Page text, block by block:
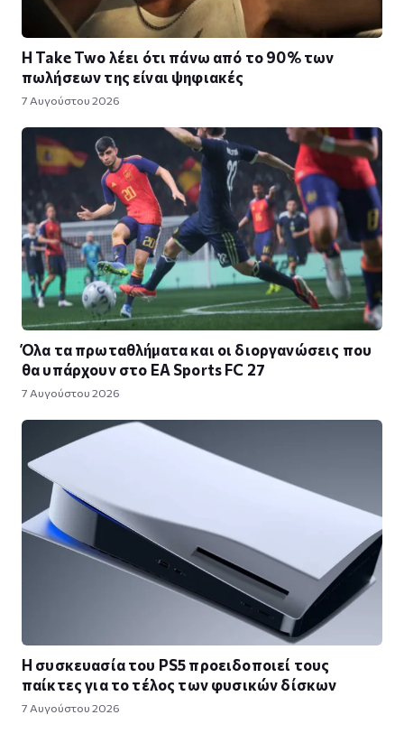
Η Take Twο λέει ότι πάνω από το 90% των
πωλήσεων της είναι ψηφιακές
7 Αυγούστου 2026
Όλα τα πρωταθλήματα και οι διοργανώσεις που
θα υπάρχουν στο EA Sports FC 27
7 Αυγούστου 2026
Η συσκευασία του PS5 προειδοποιεί τους
παίκτες για το τέλος των φυσικών δίσκων
7 Αυγούστου 2026